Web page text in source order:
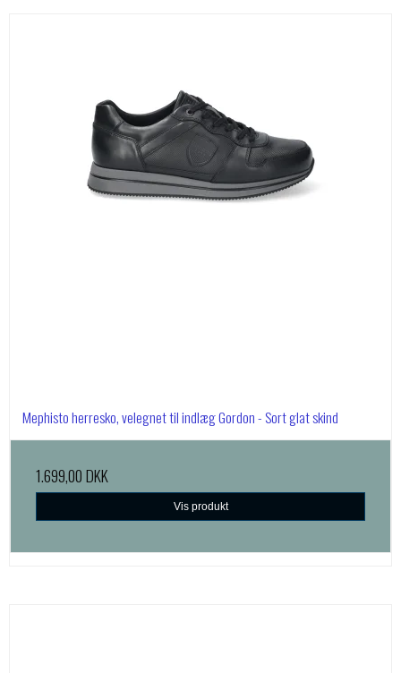
Mephisto herresko, velegnet til indlæg Gordon - Sort glat skind
1.699,00 DKK
Vis produkt